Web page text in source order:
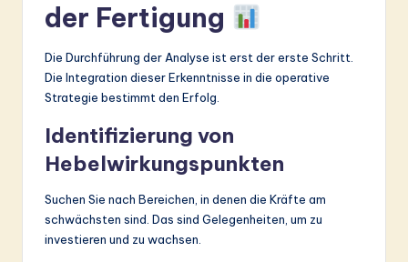
der Fertigung
Die Durchführung der Analyse ist erst der erste Schritt.
Die Integration dieser Erkenntnisse in die operative
Strategie bestimmt den Erfolg.
Identifizierung von
Hebelwirkungspunkten
Suchen Sie nach Bereichen, in denen die Kräfte am
schwächsten sind. Das sind Gelegenheiten, um zu
investieren und zu wachsen.